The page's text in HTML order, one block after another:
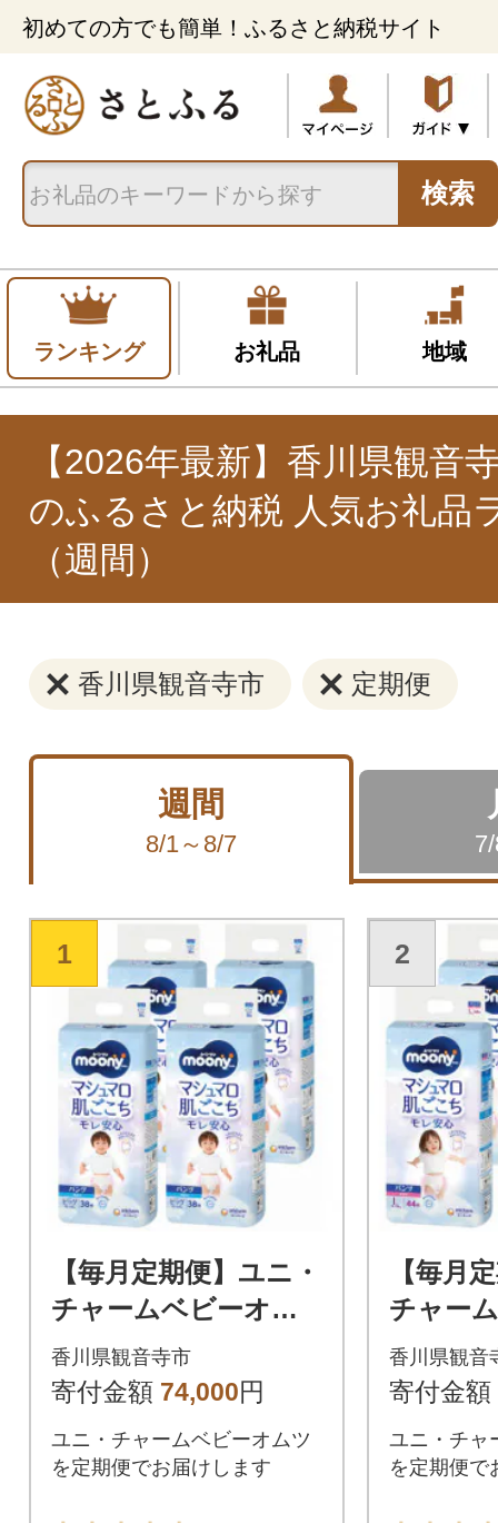
初めての方でも簡単！ふるさと納税サイト
検索
ランキング お礼品 地域
【2026年最新】香川県観音
のふるさと納税 人気お礼品
（週間）
香川県観音寺市 定期便
週間
8/1～8/7
1
【毎月定期便】ユニ・
チャームベビーオム
ツ ムーニーマン 男
の子用 ビッグサイズ
香川県観音寺市
寄付金額 74,000円
ユニ・チャームベビーオムツ
を定期便でお届けします
2
【毎月
チャー
ツ ムー
の子用
香川県観音
寄付金額
ユニ・チャ
を定期便で